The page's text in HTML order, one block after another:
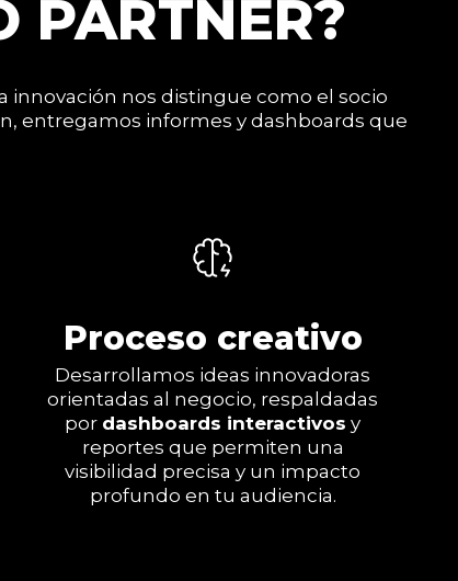
PARTNER?
innovación nos distingue como el socio
entregamos informes y dashboards que
Proceso creativo
Desarrollamos ideas innovadoras
orientadas al negocio, respaldadas
por dashboards interactivos y
reportes que permiten una
visibilidad precisa y un impacto
profundo en tu audiencia.